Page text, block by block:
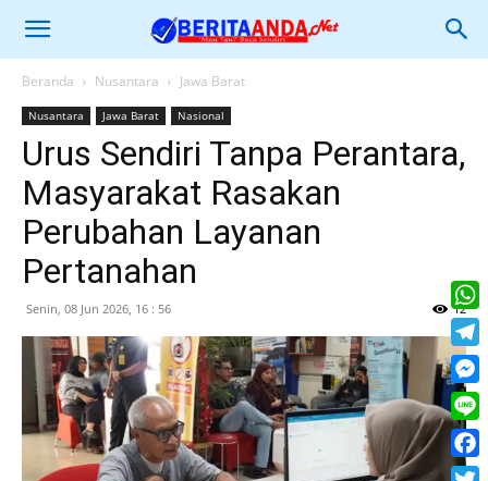
Beranda Nusantara Jawa Barat
Nusantara Jawa Barat Nasional
Urus Sendiri Tanpa Perantara,
Masyarakat Rasakan
Perubahan Layanan
Pertanahan
Senin, 08 Jun 2026, 16 : 56 12
Line